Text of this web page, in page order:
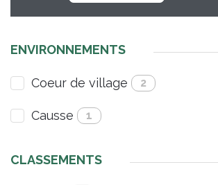
ENVIRONNEMENTS
Coeur de village 2
Causse 1
CLASSEMENTS